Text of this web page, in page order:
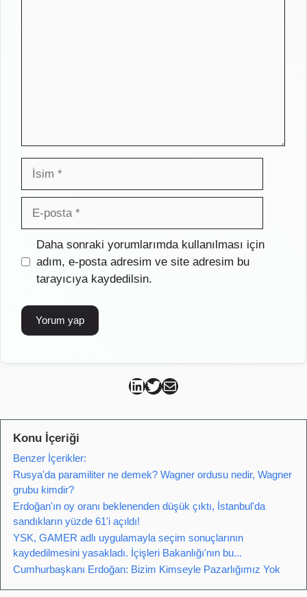
İsim
posta
İnternet
sitesi
Daha sonraki yorumlarımda kullanılması için
adım, e-posta adresim ve site adresim bu
tarayıcıya kaydedilsin.
Can Kütahya Linkedin
Can Kütahya Twitter
Can Kütahya Mail
Konu İçeriği
Benzer İçerikler:
Rusya'da paramiliter ne demek? Wagner ordusu nedir, Wagner
grubu kimdir?
Erdoğan'ın oy oranı beklenenden düşük çıktı, İstanbul'da
sandıkların yüzde 61'i açıldı!
YSK, GAMER adlı uygulamayla seçim sonuçlarının
kaydedilmesini yasakladı. İçişleri Bakanlığı'nın bu...
Cumhurbaşkanı Erdoğan: Bizim Kimseyle Pazarlığımız Yok